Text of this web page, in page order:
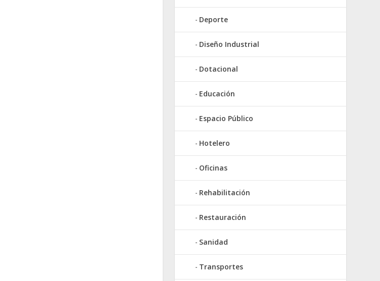
Deporte
Diseño Industrial
Dotacional
Educación
Espacio Público
Hotelero
Oficinas
Rehabilitación
Restauración
Sanidad
Transportes